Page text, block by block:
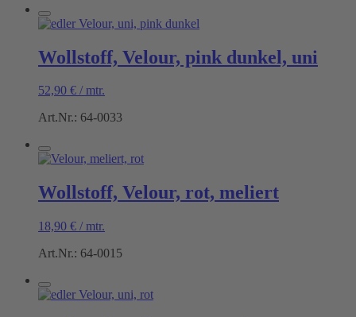
Wollstoff, Velour, pink dunkel, uni
52,90 € / mtr.
Art.Nr.: 64-0033
Wollstoff, Velour, rot, meliert
18,90 € / mtr.
Art.Nr.: 64-0015